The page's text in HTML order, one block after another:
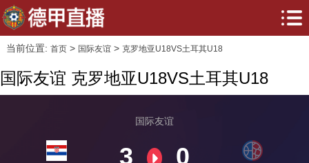
当前位置: 首页> 国际友谊> 克罗地亚U18VS土耳其U18
国际友谊 克罗地亚U18VS土耳其U18
国际友谊
3 0